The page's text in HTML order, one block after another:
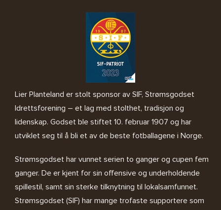
Lier Planteland er stolt sponsor av SIF, Strømsgodset
Idrettsforening – et lag med stolthet, tradisjon og
lidenskap. Godset ble stiftet 10. februar 1907 og har
utviklet seg til å bli et av de beste fotballagene i Norge.
Strømsgodset har vunnet serien to ganger og cupen fem
ganger. De er kjent for sin offensive og underholdende
spillestil, samt sin sterke tilknytning til lokalsamfunnet.
Strømsgodset (SIF) har mange trofaste supportere som